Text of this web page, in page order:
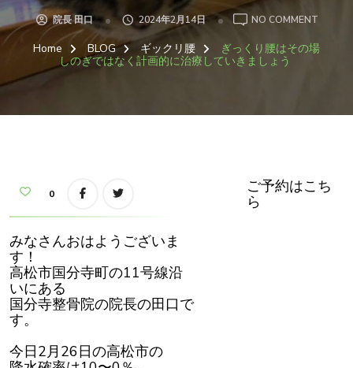
院長 田口 2024年2月14日 NO COMMENT
く
く
計
Home BLOG ギックリ腰
ぎっくり腰はその場
しのぎではなく計画的に治療していきましょう
0
みなさんおはようございま
す！
高松市国分寺町の11号線沿
いにある
国分寺整骨院の院長の田口で
す。
今日2月26日の高松市の
ご予約はこち
ら